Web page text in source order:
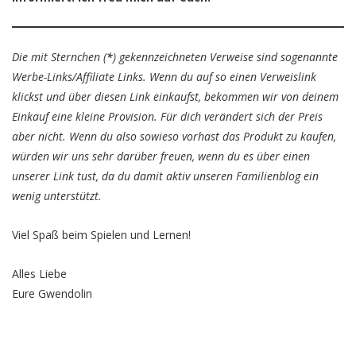
Die mit Sternchen (*) gekennzeichneten Verweise sind sogenannte
Werbe-Links/Affiliate Links. Wenn du auf so einen Verweislink
klickst und über diesen Link einkaufst, bekommen wir von deinem
Einkauf eine kleine Provision. Für dich verändert sich der Preis
aber nicht. Wenn du also sowieso vorhast das Produkt zu kaufen,
würden wir uns sehr darüber freuen, wenn du es über einen
unserer Link tust, da du damit aktiv unseren Familienblog ein
wenig unterstützt.
Viel Spaß beim Spielen und Lernen!
Alles Liebe
Eure Gwendolin